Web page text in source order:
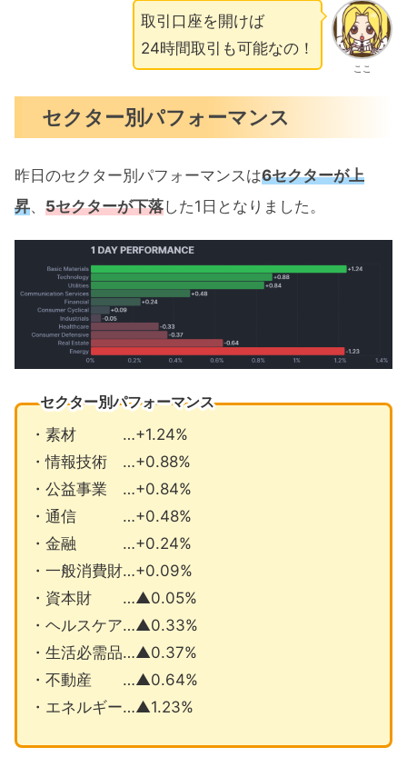
ここ
取引口座を開けば
24時間取引も可能なの！
セクター別パフォーマンス
昨日のセクター別パフォーマンスは6セクターが上
昇、 5セクターが下落した1日となりました。
セクター別パフォーマンス
・素材 …+1.24%
・情報技術 …+0.88%
・公益事業 …+0.84%
・通信 …+0.48%
・金融 …+0.24%
・一般消費財…+0.09%
・資本財 …▲0.05%
・ヘルスケア…▲0.33%
・生活必需品…▲0.37%
・不動産 …▲0.64%
・エネルギー…▲1.23%